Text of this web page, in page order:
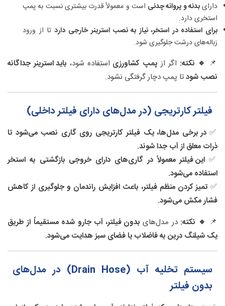
دارایبدنه و پروانه چدنی است و معمولاً قدرت بیشتری نسبت به پمپ
استخری دارد.
برای استفاده در استخر، نیاز به نصب استرینر خارجی داردتا از ورود
زباله‌های درشت جلوگیری شود.
📌 🔹 نکته: اگر از پمپ کشاورزی استفاده شود، باید استرینر جداگانه
نصب شودتا پمپ دچار گرفتگی نشود.
فیلتر کارتریجی (در مدل‌های دارای فیلتر داخلی)
✅در برخی مدل‌ها، یک فیلتر کارتریجی روی گاری نصب می‌شود تا
ذرات معلق از آب جدا شوند.
✅ این فیلتر معمولاً در گاری‌های دارای خروجی بازگشتی به استخر
استفاده می‌شود.
✅ تمیز کردن منظم فیلتر، باعث افزایش راندمان و جلوگیری از کاهش
فشار مکش می‌شود.
📌 🔹 نکته: در مدل‌های بدون فیلتر، آب جارو شده مستقیماً از طریق
یک شیلنگ درین به فاضلاب یا فضای سبز هدایت می‌شود.
سیستم تخلیه آب (Drain Hose) در مدل‌های
بدون فیلتر